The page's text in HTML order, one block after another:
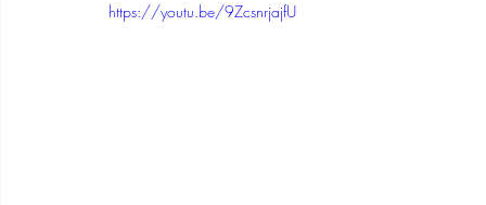
https://youtu.be/9ZcsnrjajfU